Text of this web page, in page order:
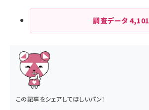
調査データ4,101
この記事をシェアしてほしいパン！